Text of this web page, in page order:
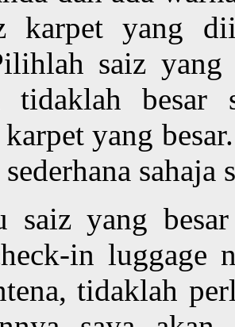
karpet yang
saiz yang
tidaklah besar
karpet yang
sahaja
saiz yang
in luggage
tidaklah